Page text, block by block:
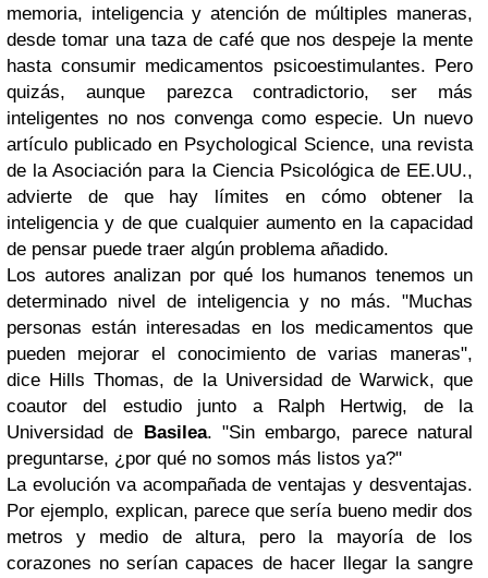
memoria, inteligencia y atención de múltiples maneras,
desde tomar una taza de café que nos despeje la mente
hasta consumir medicamentos psicoestimulantes. Pero
quizás, aunque parezca contradictorio, ser más
inteligentes no nos convenga como especie. Un nuevo
artículo publicado en Psychological Science, una revista
de la Asociación para la Ciencia Psicológica de EE.UU.,
advierte de que hay límites en cómo obtener la
inteligencia y de que cualquier aumento en la capacidad
de pensar puede traer algún problema añadido.
Los autores analizan por qué los humanos tenemos un
determinado nivel de inteligencia y no más. "Muchas
personas están interesadas en los medicamentos que
pueden mejorar el conocimiento de varias maneras",
dice Hills Thomas, de la Universidad de Warwick, que
coautor del estudio junto a Ralph Hertwig, de la
Universidad de Basilea. "Sin embargo, parece natural
preguntarse, ¿por qué no somos más listos ya?"
La evolución va acompañada de ventajas y desventajas.
Por ejemplo, explican, parece que sería bueno medir dos
metros y medio de altura, pero la mayoría de los
corazones no serían capaces de hacer llegar la sangre